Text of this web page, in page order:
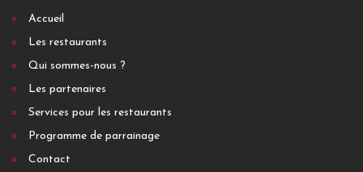
Accueil
Les restaurants
Qui sommes-nous ?
Les partenaires
Services pour les restaurants
Programme de parrainage
Contact